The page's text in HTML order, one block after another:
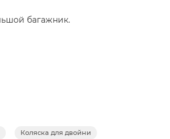
багажник.
Коляска для двойни